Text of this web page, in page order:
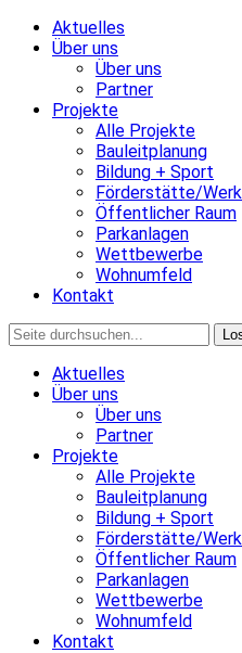
Aktuelles
Über uns
Über uns
Partner
Projekte
Alle Projekte
Bauleitplanung
Bildung + Sport
Förderstätte/
Öffentlicher Raum
Parkanlagen
Wettbewerbe
Wohnumfeld
Kontakt
Aktuelles
Über uns
Über uns
Partner
Projekte
Alle Projekte
Bauleitplanung
Bildung + Sport
Förderstätte/
Öffentlicher Raum
Parkanlagen
Wettbewerbe
Wohnumfeld
Kontakt